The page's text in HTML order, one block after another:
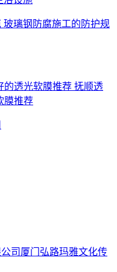
玻璃钢防腐施工的防护规
抚顺透
膜推荐
厦门弘路玛雅文化传